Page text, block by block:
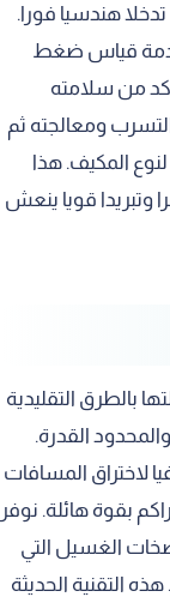
هندسيا فورا.
خدمة قياس ضغط
من سلامته
ومعالجته ثم
المكيف. هذا
وتبريدا قويا ينعش
بالطرق التقليدية
القدرة.
لاختراق المسافات
بقوة هائلة. نوفر
الغسيل التي
التقنية الحديثة